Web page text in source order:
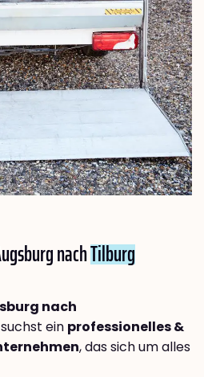
nachTilburg
nach
ein professionelles &
, das sich um alles